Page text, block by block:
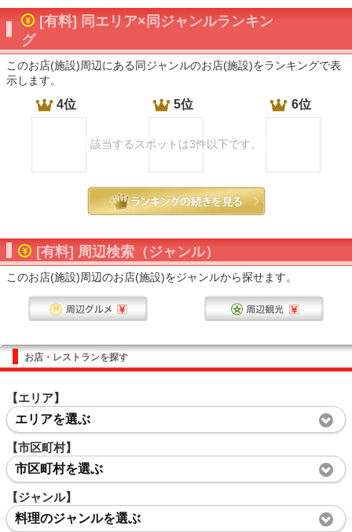
[有料] 同エリア×同ジャンルランキン
グ
このお店(施設)周辺にある同ジャンルのお店(施設)をランキングで表
示します。
4位 5位 6位
該当するスポットは3件以下です。
[有料] 周辺検索（ジャンル）
このお店(施設)周辺のお店(施設)をジャンルから探せます。
お店・レストランを探す
【エリア】
エリアを選ぶ
【市区町村】
市区町村を選ぶ
【ジャンル】
料理のジャンルを選ぶ